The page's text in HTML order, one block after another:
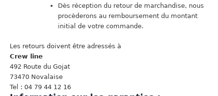
Dès réception du retour de marchandise, nous
procèderons au remboursement du montant
initial de votre commande.
Les retours doivent être adressés à
Crew line
492 Route du Gojat
73470 Novalaise
Tel : 04 79 44 12 16